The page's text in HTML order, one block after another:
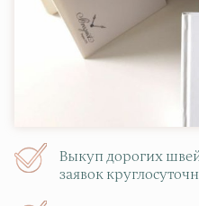
Выкуп дорогих
заявок